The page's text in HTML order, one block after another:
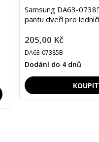
Samsung DA63-
pantu dveří pro
205,00 Kč
DA63-07385B
Dodání do 4 dnů